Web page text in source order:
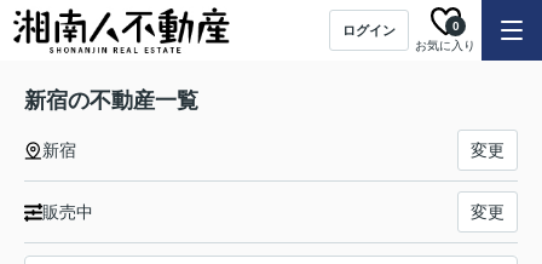
ログイン
お気に入り
0
新宿の不動産一覧
新宿 変更
販売中 変更